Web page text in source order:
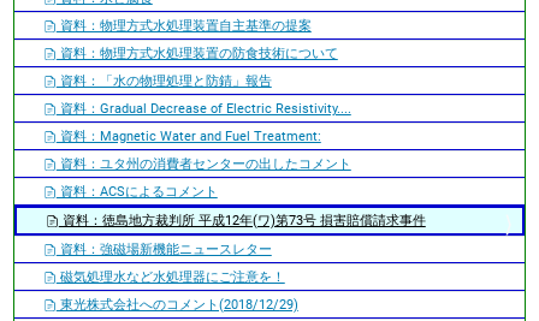
資料：物理方式水処理装置自主基準の提案
資料：物理方式水処理装置の防食技術について
資料：「水の物理処理と防錆」報告
資料：Gradual Decrease of Electric Resistivity....
資料：Magnetic Water and Fuel Treatment:
資料：ユタ州の消費者センターの出したコメント
資料：ACSによるコメント
資料：徳島地方裁判所 平成12年(ワ)第73号 損害賠償請求事件
資料：強磁場新機能ニュースレター
磁気処理水など水処理器にご注意を！
東光株式会社へのコメント(2018/12/29)